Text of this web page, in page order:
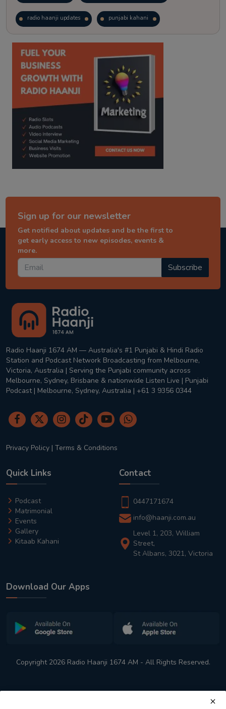
radio haanji updates punjabi kahani
kitaab kahani punjabi story
Sign up for our newsletter
Get notified about updates and be the first to
get early access to new episodes, events &
more.
Subscribe
Radio Haanji 1674 AM — Australia's #1 Punjabi & Hindi Radio
Station and Podcast Network Broadcasting from Melbourne,
Victoria, Australia | Serving the Punjabi community across
Melbourne, Sydney, Brisbane & nationwide Listen Live | Punjabi
Podcast | Melbourne, Sydney, Australia | +61 3 9356 0344
Privacy Policy | Terms & Conditions
Quick Links
Podcast
Matrimonial
Events
Gallery
Kitaab Kahani
Contact
0447171674
info@haanji.com.au
Level 1, 203, William
Street,
St Albans, 3021, Victoria
Download Our Apps
Copyright 2026 Radio Haanji 1674 AM - All Rights Reserved.